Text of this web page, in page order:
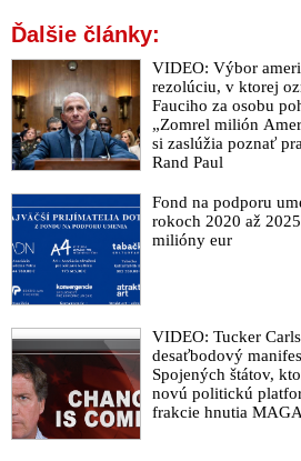
Ďalšie články:
VIDEO: Výbor
rezolúciu, v ktorej
Fauciho za osobu
„Zomrel milión
si zaslúžia poznať
Rand Paul
Fond na podporu
rokoch 2020 až
milióny eur
VIDEO: Tucker
desaťbodový
Spojených štátov,
novú politickú
frakcie hnutia